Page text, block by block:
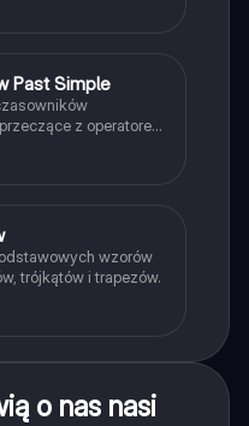
Past Simple
z operatorem
wzorów
trójkątów i trapezów.
o nas nasi